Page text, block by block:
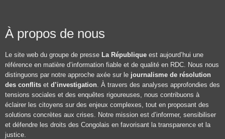
À propos de nous
Le site web du groupe de presse La République est aujourd’hui une
référence en matière d’information fiable et de qualité en RDC. Nous nous
distinguons par notre approche axée sur le journalisme de résolution
des conflits et d’investigation . À travers des analyses approfondies des
tensions sociales et des enquêtes rigoureuses, nous contribuons à
éclairer les citoyens sur des enjeux complexes, tout en proposant des
solutions concrètes aux crises. Notre mission est d’informer, sensibiliser
et défendre les droits des Congolais en favorisant la transparence et la
justice.